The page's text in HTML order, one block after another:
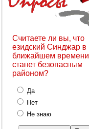
Считаете ли вы, что
езидский Синджар в
ближайшем времени
станет безопасным
районом?
Да
Нет
Не знаю